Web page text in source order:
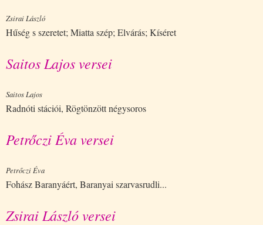
Zsirai László
Hűség s szeretet; Miatta szép; Elvárás; Kíséret
Saitos Lajos versei
Saitos Lajos
Radnóti stációi, Rögtönzött négysoros
Petrőczi Éva versei
Petrőczi Éva
Fohász Baranyáért, Baranyai szarvasrudli...
Zsirai László versei